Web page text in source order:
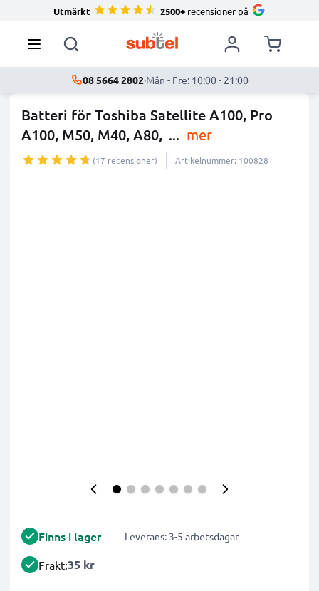
Utmärkt 2500+ recensioner på
08 5664 2802·Mån - Fre: 10:00 - 21:00
Batteri för Toshiba Satellite A100, Pro
A100, M50, M40, A80, ... mer
(17 recensioner) Artikelnummer: 100828
Finns i lager Leverans: 3-5 arbetsdagar
Frakt:35 kr